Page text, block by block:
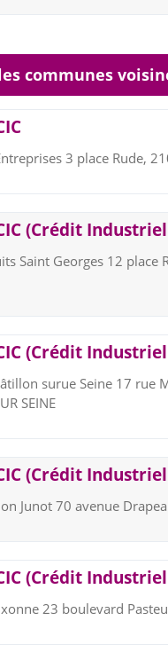
communes
3 place Rude,
(Crédit
Saint Georges 12 place
(Crédit
surue Seine 17 rue
SEINE
(Crédit
Junot 70 avenue
(Crédit
23 boulevard